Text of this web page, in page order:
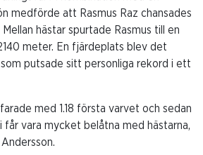
medförde att Rasmus Raz chansades
hästar spurtade Rasmus till en
meter. En fjärdeplats blev det
putsade sitt personliga rekord i ett
med 1.18 första varvet och sedan
får vara mycket belåtna med hästarna,